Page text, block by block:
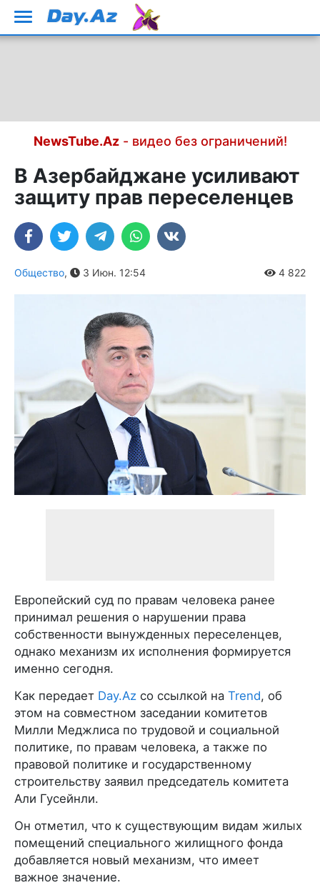
NewsTube.Az- видео без ограничений!
В Азербайджане усиливают
защиту прав переселенцев
Общество, 3 Июн. 12:54 4 822
Европейский суд по правам человека ранее
принимал решения о нарушении права
собственности вынужденных переселенцев,
однако механизм их исполнения формируется
именно сегодня.
Как передает Day.Az со ссылкой на Trend, об
этом на совместном заседании комитетов
Милли Меджлиса по трудовой и социальной
политике, по правам человека, а также по
правовой политике и государственному
строительству заявил председатель комитета
Али Гусейнли.
Он отметил, что к существующим видам жилых
помещений специального жилищного фонда
добавляется новый механизм, что имеет
важное значение.